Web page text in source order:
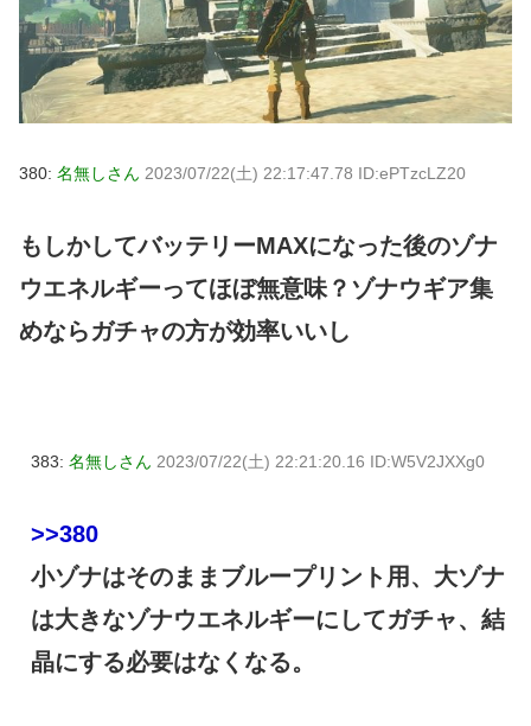
380: 名無しさん 2023/07/22(土) 22:17:47.78 ID:ePTzcLZ20
もしかしてバッテリーMAXになった後のゾナ
ウエネルギーってほぼ無意味？ゾナウギア集
めならガチャの方が効率いいし
383: 名無しさん 2023/07/22(土) 22:21:20.16 ID:W5V2JXXg0
>>380
小ゾナはそのままブループリント用、大ゾナ
は大きなゾナウエネルギーにしてガチャ、結
晶にする必要はなくなる。